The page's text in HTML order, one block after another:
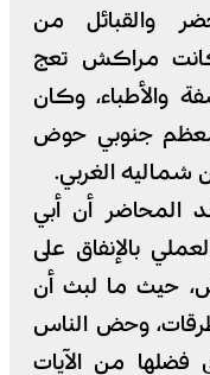
والقبائل من
مراكش تعج
والأطباء، وكان
جنوبي حوض
شماليه الغربي.
المحاضر أن أبي
بالإنفاق على
حيث ما لبث أن
وحض الناس
فضلها من الآيات